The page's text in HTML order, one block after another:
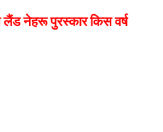
लैंड नेहरू पुरस्कार किस वर्ष